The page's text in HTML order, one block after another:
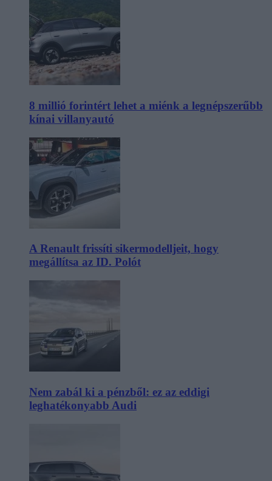
8 millió forintért lehet a miénk a legnépszerűbb
kínai villanyautó
A Renault frissíti sikermodelljeit, hogy
megállítsa az ID. Polót
Nem zabál ki a pénzből: ez az eddigi
leghatékonyabb Audi